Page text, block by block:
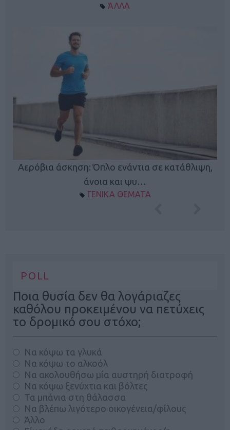
ΆΛΛΑ
Αερόβια άσκηση: Όπλο ενάντια σε κατάθλιψη,
άνοια και ψυ…
ΓΕΝΙΚΑ ΘΕΜΑΤΑ
POLL
Ποια θυσία δεν θα λογάριαζες
καθόλου προκειμένου να πετύχεις
το δρομικό σου στόχο;
Να κόψω τα γλυκά
Να κόψω το αλκοόλ
Να ακολουθήσω μία αυστηρή διατροφή
Να κόψω ξενύχτια και βόλτες
Τα μπάνια στη θάλασσα
Να βλέπω λιγότερο οικογένεια/φίλους
Άλλο